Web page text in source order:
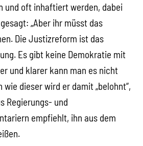
und oft inhaftiert werden, dabei
„Aber ihr müsst das
Die Justizreform ist das
Es gibt keine Demokratie mit
und klarer kann man es nicht
wie dieser wird er damit „belohnt“,
Regierungs- und
empfiehlt, ihn aus dem